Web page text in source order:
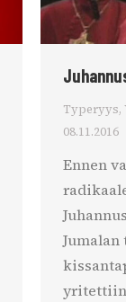
Typeryys,
08.11.2016
Ennen
Jumalan
yritettiin